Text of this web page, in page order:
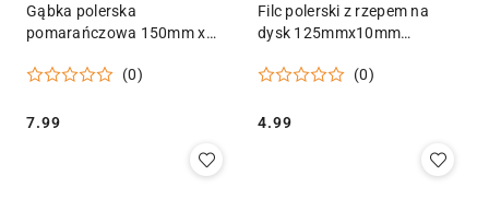
Gąbka polerska
pomarańczowa 150mm x
Geko
(0)
Cena:
7.99
Filc polerski z rzepem na
dysk 125mmx10mm
(0)
Cena:
4.99